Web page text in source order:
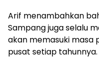
Arif menambahkan
Sampang juga selalu
akan memasuki masa
pusat setiap tahunnya.